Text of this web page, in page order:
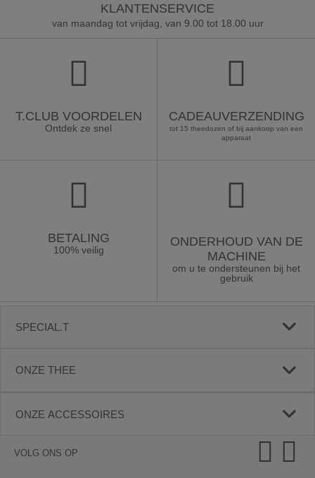
KLANTENSERVICE
van maandag tot vrijdag, van 9.00 tot 18.00 uur
T.CLUB VOORDELEN
Ontdek ze snel
CADEAUVERZENDING
tot 15 theedozen of bij aankoop van een
apparaat
BETALING
100% veilig
ONDERHOUD VAN DE
MACHINE
om u te ondersteunen bij het
gebruik
SPECIAL.T
ONZE THEE
ONZE ACCESSOIRES
VOLG ONS OP